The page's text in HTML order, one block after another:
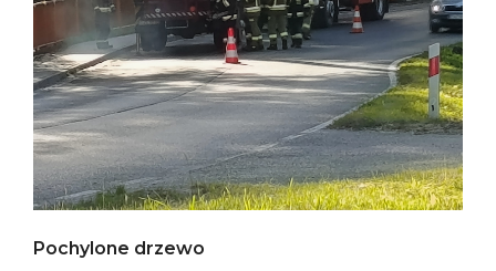
Pochylone drzewo